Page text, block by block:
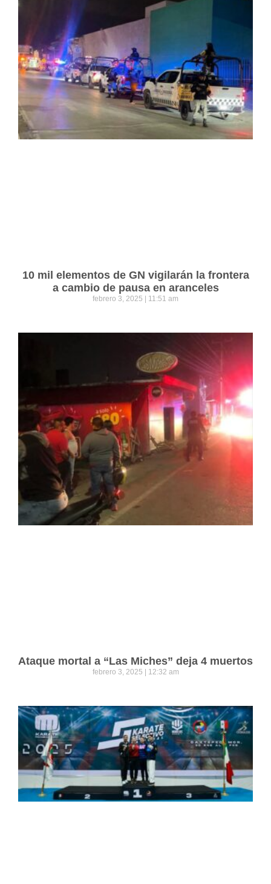
10 mil elementos de GN vigilarán la frontera
a cambio de pausa en aranceles
febrero 3, 2025 11:51 am
Ataque mortal a “Las Miches” deja 4 muertos
febrero 3, 2025 12:32 am